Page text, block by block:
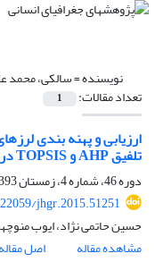
نویسنده =سالکی، محمد
تعداد مقالات: 1
تلفیق AHP و TOPSIS در محیط ARCGIS
دوره 46، شماره 4، زمستان 1393، صفحه
jhgr.2015.51251
حسین حاتمی نژاد، ایوب
مشاهده مقاله
اصل مقاله